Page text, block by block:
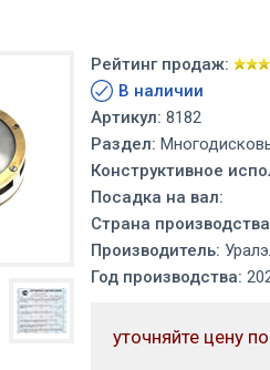
Рейтинг продаж:
В наличии
Артикул: 8182
Раздел:
Конструктивное
Посадка на вал:
Страна
Производитель:
Год производства: